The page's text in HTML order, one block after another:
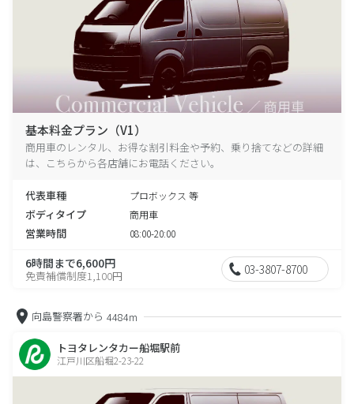
基本料金プラン（V1）
商用車のレンタル、お得な割引料金や予約、乗り捨てなどの詳細
は、こちらから各店舗にお電話ください。
代表車種 プロボックス 等
ボディタイプ 商用車
営業時間 08:00-20:00
6時間まで6,600円
免責補償制度1,100円 03-3807-8700
向島警察署から 4484m
トヨタレンタカー船堀駅前
江戸川区船堀2-23-22